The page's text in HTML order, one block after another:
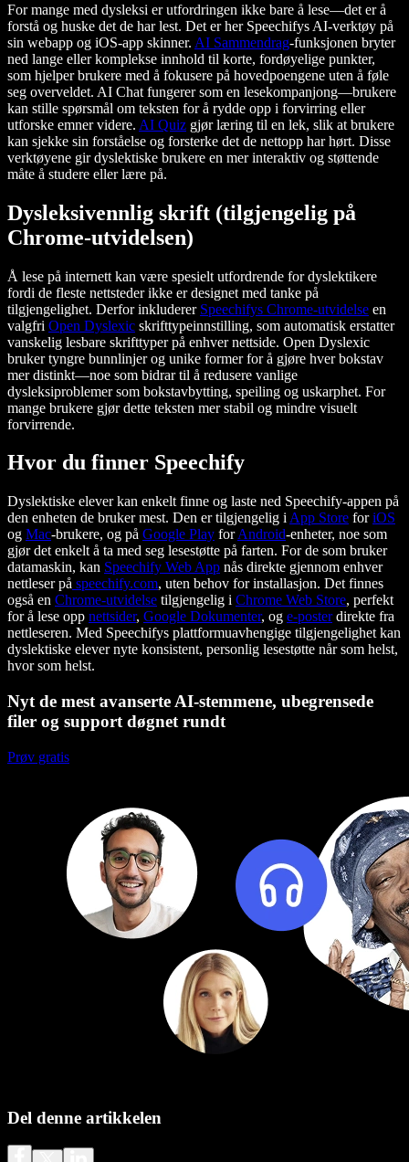
For mange med dysleksi er utfordringen ikke bare å lese—det er å
forstå og huske det de har lest. Det er her Speechifys AI-verktøy på
sin webapp og iOS-app skinner. AI Sammendrag-funksjonen bryter
ned lange eller komplekse innhold til korte, fordøyelige punkter,
som hjelper brukere med å fokusere på hovedpoengene uten å føle
seg overveldet. AI Chat fungerer som en lesekompanjong—brukere
kan stille spørsmål om teksten for å rydde opp i forvirring eller
utforske emner videre. AI Quiz gjør læring til en lek, slik at brukere
kan sjekke sin forståelse og forsterke det de nettopp har hørt. Disse
verktøyene gir dyslektiske brukere en mer interaktiv og støttende
måte å studere eller lære på.
Dysleksivennlig skrift (tilgjengelig på
Chrome-utvidelsen)
Å lese på internett kan være spesielt utfordrende for dyslektikere
fordi de fleste nettsteder ikke er designet med tanke på
tilgjengelighet. Derfor inkluderer Speechifys Chrome-utvidelse en
valgfri Open Dyslexic skrifttypeinnstilling, som automatisk erstatter
vanskelig lesbare skrifttyper på enhver nettside. Open Dyslexic
bruker tyngre bunnlinjer og unike former for å gjøre hver bokstav
mer distinkt—noe som bidrar til å redusere vanlige
dysleksiproblemer som bokstavbytting, speiling og uskarphet. For
mange brukere gjør dette teksten mer stabil og mindre visuelt
forvirrende.
Hvor du finner Speechify
Dyslektiske elever kan enkelt finne og laste ned Speechify-appen på
den enheten de bruker mest. Den er tilgjengelig i App Store foriOS
og Mac-brukere, og på Google Play forAndroid-enheter, noe som
gjør det enkelt å ta med seg lesestøtte på farten. For de som bruker
datamaskin, kan Speechify Web App nås direkte gjennom enhver
nettleser på speechify.com, uten behov for installasjon. Det finnes
også en Chrome-utvidelse tilgjengelig i Chrome Web Store, perfekt
for å lese opp nettsider, Google Dokumenter, og e-posterdirekte fra
nettleseren. Med Speechifys plattformuavhengige tilgjengelighet kan
dyslektiske elever nyte konsistent, personlig lesestøtte når som helst,
hvor som helst.
Nyt de mest avanserte AI-stemmene, ubegrensede
filer og support døgnet rundt
Prøv gratis
Del denne artikkelen